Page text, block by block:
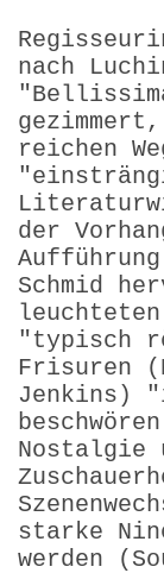
nach
reichen
der
Schmid
"typisch
Frisuren
Jenkins)
Nostalgie
starke
werden